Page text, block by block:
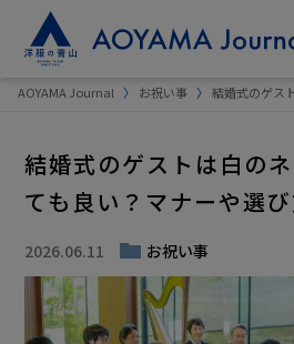
AOYAMA Journal お祝い事 結婚式のゲス
結婚式のゲストは白の
ても良い？マナーや選
2026.06.11 お祝い事